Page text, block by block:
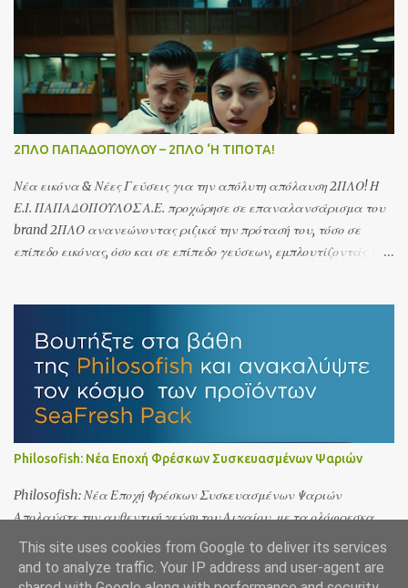
2ΠΛΟ ΠΑΠΑΔΟΠΟΥΛΟΥ – 2ΠΛΟ ‘Η ΤΙΠΟΤΑ!
Νέα εικόνα & Νέες Γεύσεις για την απόλυτη απόλαυση 2ΠΛΟ! Η
Ε.Ι. ΠΑΠΑΔΟΠΟΥΛΟΣ Α.Ε. προχώρησε σε επαναλανσάρισμα του
brand 2ΠΛΟ ανανεώνοντας ριζικά την πρότασή του, τόσο σε
επίπεδο εικόνας, όσο και σε επίπεδο γεύσεων, εμπλουτίζοντάς το
Philosofish: Νέα Εποχή Φρέσκων Συσκευασμένων Ψαριών
Philosofish: Νέα Εποχή Φρέσκων Συσκευασμένων Ψαριών
Απολαύστε την αυθεντική γεύση του Αιγαίου, με τα ολόφρεσκα
ψάρια SeaFresh Pack της Philosofish! Η Philosofish φέρνει την
αυθεντική γεύση της θάλασσας κατευθείαν στο πιάτο σας με τα
νέα προϊόντα «SeaFresh Pack: From the Aegean Sea to Your
This site uses cookies from Google to deliver its services
and to analyze traffic. Your IP address and user-agent are